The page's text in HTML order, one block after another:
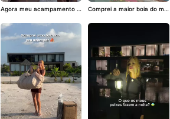
Agora meu acampamento e
Comprei a maior boia do mu
para bebidas com gelo e ten
mar a família todaaaaa hah
aha ✨